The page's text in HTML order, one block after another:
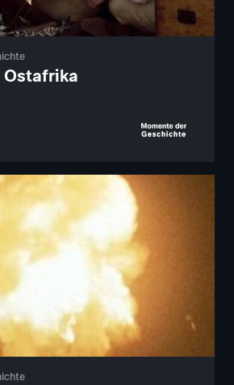
Ostafrika